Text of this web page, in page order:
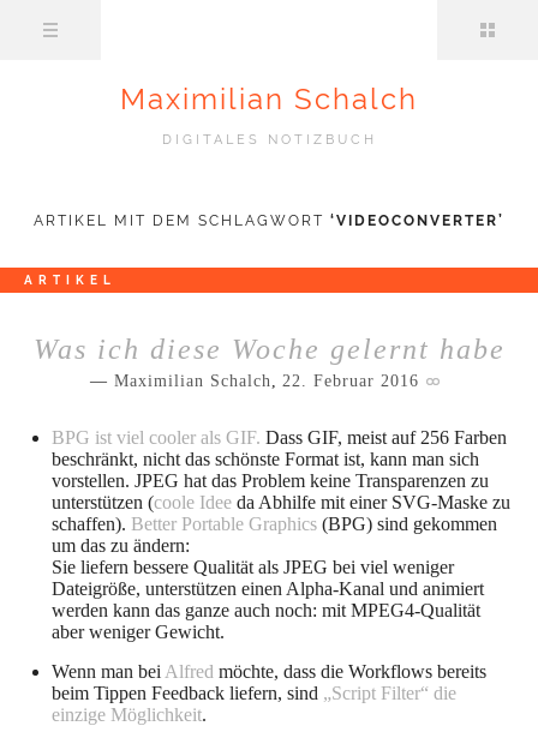
Maximilian Schalch
DIGITALES NOTIZBUCH
ARTIKEL MIT DEM SCHLAGWORT ‘VIDEOCONVERTER’
ARTIKEL
Was ich diese Woche gelernt habe
Maximilian Schalch, 22. Februar 2016
BPG ist viel cooler als GIF. Dass GIF, meist auf 256 Farben
beschränkt, nicht das schönste Format ist, kann man sich
vorstellen. JPEG hat das Problem keine Transparenzen zu
unterstützen (coole Idee da Abhilfe mit einer SVG-Maske zu
schaffen). Better Portable Graphics (BPG) sind gekommen
um das zu ändern:
Sie liefern bessere Qualität als JPEG bei viel weniger
Dateigröße, unterstützen einen Alpha-Kanal und animiert
werden kann das ganze auch noch: mit MPEG4-Qualität
aber weniger Gewicht.
Wenn man bei Alfred möchte, dass die Workflows bereits
beim Tippen Feedback liefern, sind „Script Filter“ die
einzige Möglichkeit.